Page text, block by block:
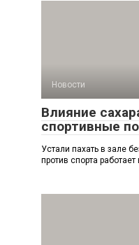
Новости
Влияние
спортивные
Устали пахать в зале
против спорта